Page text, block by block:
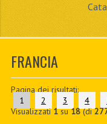
FRANCIA
Pagina dei risultati:
1
2 3 4
Visualizzati1su18(di